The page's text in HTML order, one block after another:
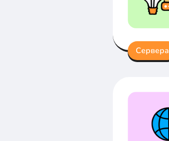
Сервера